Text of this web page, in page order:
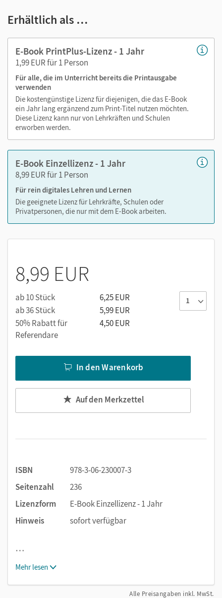
Notizen erstellen
Lesezeichen hinzufügen
Zoomen
Erhältlich als …
E-Book PrintPlus-Lizenz - 1 Jahr
1,99 EUR für 1 Person
Für alle, die im Unterricht bereits die Printausgabe
verwenden
Die kostengünstige Lizenz für diejenigen, die das E-Book
ein Jahr lang ergänzend zum Print-Titel nutzen möchten.
Diese Lizenz kann nur von Lehrkräften und Schulen
erworben werden.
E-Book Einzellizenz - 1 Jahr
8,99 EUR für 1 Person
Für rein digitales Lehren und Lernen
Die geeignete Lizenz für Lehrkräfte, Schulen oder
Privatpersonen, die nur mit dem E-Book arbeiten.
8,99 EUR
ab 10 Stück
6,25 EUR
ab 36 Stück
5,99 EUR
50% Rabatt für
Referendare
4,50 EUR
In den Warenkorb
Auf den Merkzettel
ISBN
978-3-06-230007-3
Seitenzahl
236
Lizenzform
E-Book Einzellizenz - 1 Jahr
Hinweis
sofort verfügbar
…
Mehr lesen
Alle Preisangaben inkl. MwSt.